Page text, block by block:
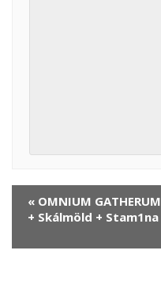
v
« OMNIUM GATHERUM
+ Skálmöld + Stam1na